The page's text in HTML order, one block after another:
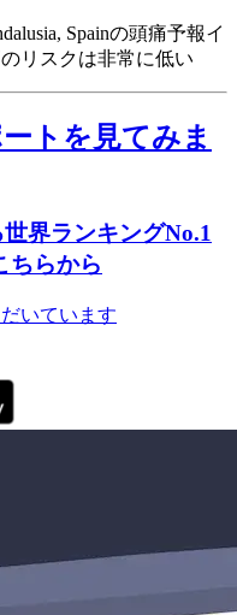
Spainの頭痛予報イ
リスクは非常に低い
トを見てみま
界ランキングNo.1
ちらから
いています